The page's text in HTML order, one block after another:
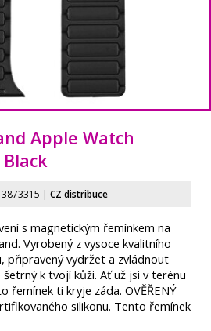
Apple Watch
| CZ distribuce
s magnetickým řemínkem na
Vyrobený z vysoce kvalitního
připravený vydržet a zvládnout
k tvojí kůži. Ať už jsi v terénu
řemínek ti kryje záda. OVĚŘENÝ
silikonu. Tento řemínek